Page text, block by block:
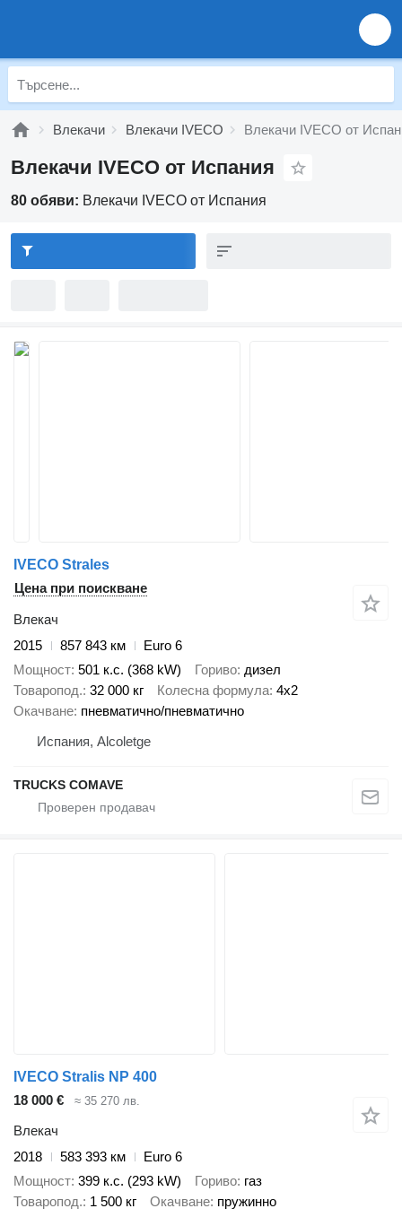
Влекачи Влекачи IVECO Влекачи IVECO от
Влекачи IVECO от Испания
80 обяви: Влекачи IVECO от Испания
IVECO Strales
Цена при поискване
Влекач
2015
857 843 км
Euro 6
Мощност 501 к.с. (368 kW) Гориво дизел
Товаропод. 32 000 кг Колесна формула 4x2
Окачване пневматично/пневматично
Испания, Alcoletge
TRUCKS COMAVE
IVECO Stralis NP 400
18 000 €
≈ 35 270 лв.
Влекач
2018
583 393 км
Euro 6
Мощност 399 к.с. (293 kW) Гориво газ
Товаропод. 1 500 кг Окачване пружинно